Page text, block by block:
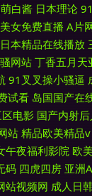
白酱 日本理论
女免费直播 A片
日本精品在线播放
网站丁香五月天
91叉叉操小骚逼
试看 岛国国产在
电影 国产内射
站 精品欧美精品v
午夜福利影院 欧
码 四虎四房 亚洲
站视频网 成人日